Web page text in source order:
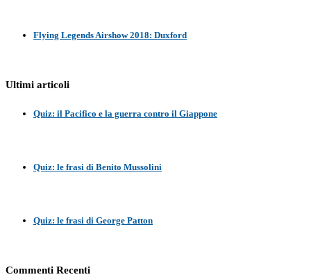
Flying Legends Airshow 2018: Duxford
Ultimi articoli
Quiz: il Pacifico e la guerra contro il Giappone
Quiz: le frasi di Benito Mussolini
Quiz: le frasi di George Patton
Commenti Recenti